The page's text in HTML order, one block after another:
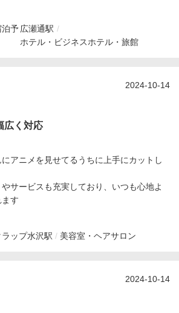
泊予広瀬通駅
ホテル・ビジネスホテル・旅館
2024-10-14
広く対応
アニメを見せてるうちに上手にカットし
サービスも充実しており、いつも心地よ
す
ラップ水沢駅 美容室・ヘアサロン
2024-10-14